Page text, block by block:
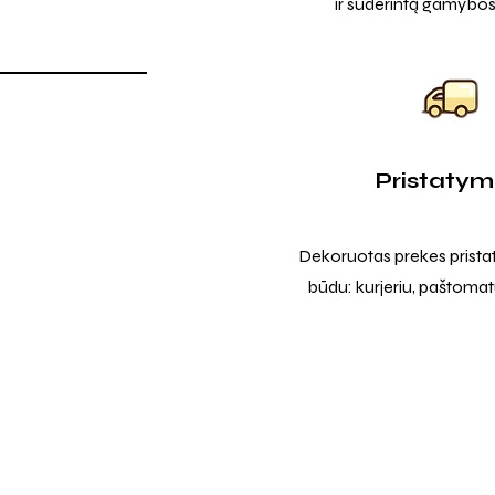
Dekoruotas prekes
būdu: kurjeriu,